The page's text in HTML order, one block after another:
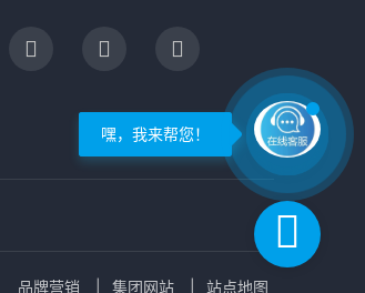
品牌营销 集团网站 站点地图